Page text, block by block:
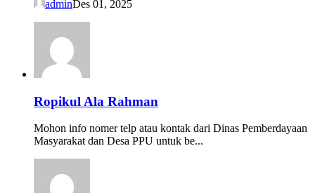
adminDes 01, 2025
Ropikul Ala Rahman
Mohon info nomer telp atau kontak dari Dinas Pemberdayaan
Masyarakat dan Desa PPU untuk be...